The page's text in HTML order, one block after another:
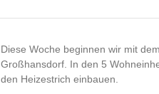
Diese Woche beginnen wir mit
Großhansdorf. In den 5
den Heizestrich einbauen.